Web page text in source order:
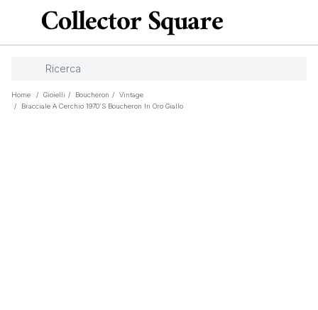
Home / Gioielli / Boucheron /
Vintage
/
Bracciale A Cerchio 1970's Boucheron In Oro Giallo